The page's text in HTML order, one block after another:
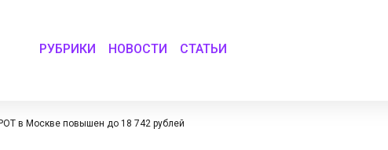
РУБРИКИ НОВОСТИ СТАТЬИ
в Москве повышен до 18 742 рублей